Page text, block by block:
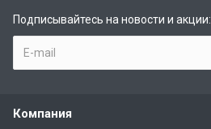
Подписывайтесь на новости и акции:
Компания